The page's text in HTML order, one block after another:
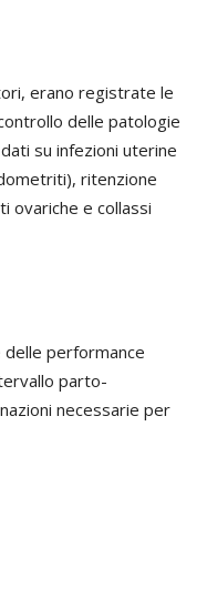
erano registrate le
delle patologie
su infezioni uterine
ritenzione
ovariche e collassi
performance
parto-
necessarie per